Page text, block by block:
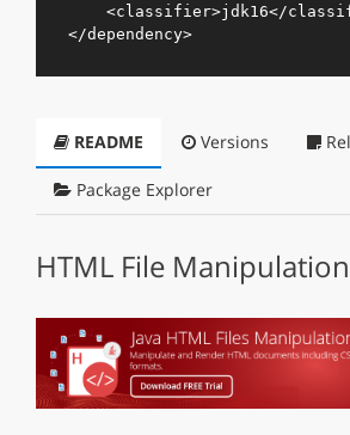
<classifier>jdk16</
</dependency>
README Versions
Package Explorer
HTML File Manipulation